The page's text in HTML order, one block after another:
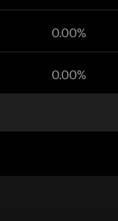
0.00%
0.00%